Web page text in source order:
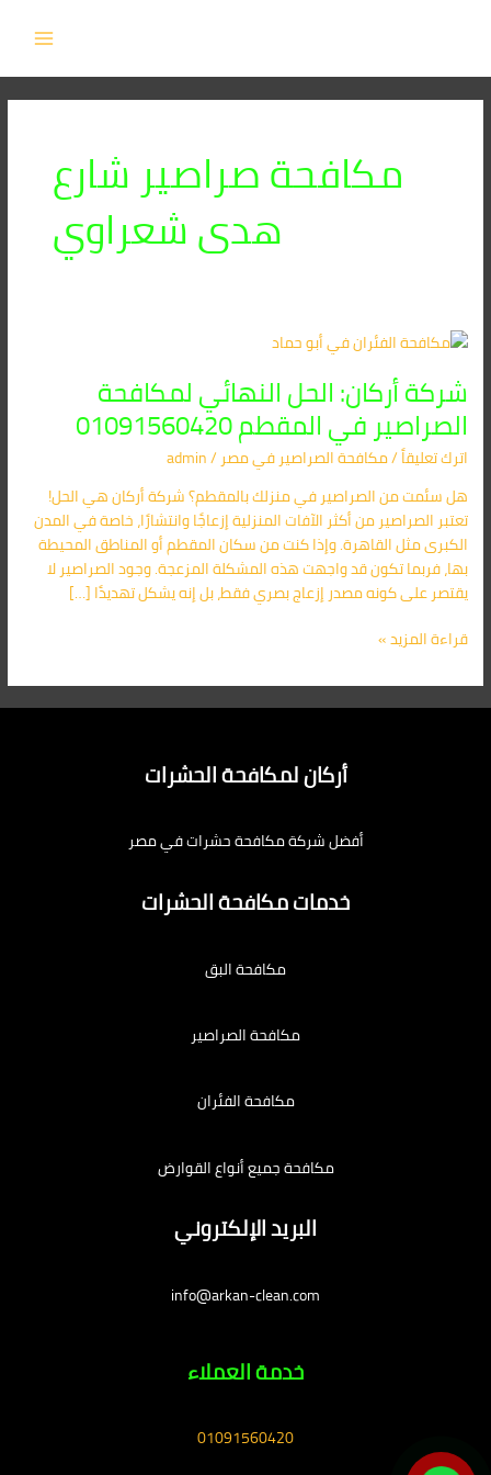
مكافحة صراصير شارع
هدى شعراوي
شركة أركان: الحل النهائي لمكافحة
الصراصير في المقطم 01091560420
اترك تعليقاً/مكافحة الصراصير​ في مصر/
admin
هل سئمت من الصراصير في منزلك بالمقطم؟ شركة أركان هي الحل!
تعتبر الصراصير من أكثر الآفات المنزلية إزعاجًا وانتشارًا، خاصة في المدن
الكبرى مثل القاهرة. وإذا كنت من سكان المقطم أو المناطق المحيطة
بها، فربما تكون قد واجهت هذه المشكلة المزعجة. وجود الصراصير لا
يقتصر على كونه مصدر إزعاج بصري فقط، بل إنه يشكل تهديدًا […]
شركة
الحل
النهائي
لمكافحة
الصراصير
في
المقطم
01091560420
قراءة المزيد »
أركان لمكافحة الحشرات
أفضل شركة مكافحة حشرات في مصر
خدمات مكافحة الحشرات
مكافحة البق
مكافحة الصراصير
مكافحة الفئران
مكافحة جميع أنواع القوارض
البريد الإلكتروني
info@arkan-clean.com
خدمة العملاء
01091560420